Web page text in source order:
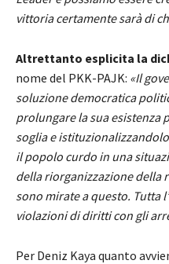
vittoria certamente sarà di
Altrettanto esplicita la
nome del PKK-PAJK: «Il
soluzione democratica
prolungare la sua esistenza
soglia e
il popolo curdo in una
della riorganizzazione della
sono mirate a questo. Tutta
violazioni di diritti con gli
Per Deniz Kaya quanto